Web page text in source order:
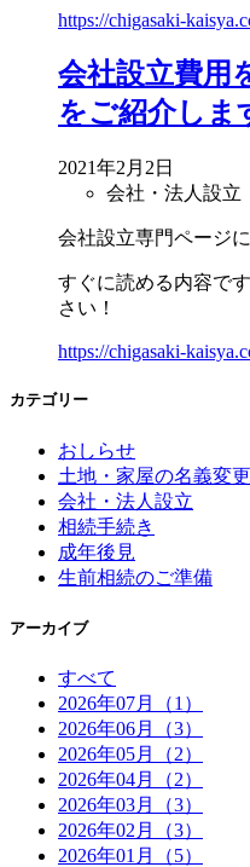
https://chigasaki-
会社設立費用
をご紹介しま
2021年2月2日
会社・法人設立
会社設立専門ページ
すぐに読める内容で
さい！
https://chigasaki-
カテゴリー
おしらせ
土地・家屋の名義変更
会社・法人設立
相続手続き
成年後見
生前相続のご準備
アーカイブ
すべて
2026年07月（1）
2026年06月（3）
2026年05月（2）
2026年04月（2）
2026年03月（3）
2026年02月（3）
2026年01月（5）